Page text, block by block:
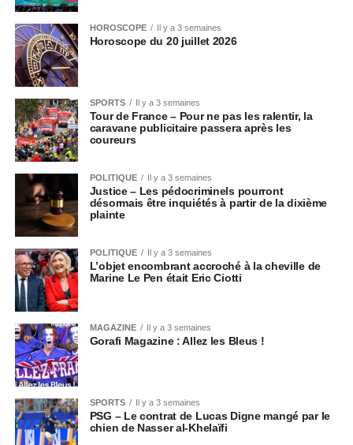
HOROSCOPE Il y a 3 semaines
Horoscope du 20 juillet 2026
SPORTS Il y a 3 semaines
Tour de France – Pour ne pas les ralentir, la
caravane publicitaire passera après les
coureurs
POLITIQUE Il y a 3 semaines
Justice – Les pédocriminels pourront
désormais être inquiétés à partir de la dixième
plainte
POLITIQUE Il y a 3 semaines
L’objet encombrant accroché à la cheville de
Marine Le Pen était Eric Ciotti
MAGAZINE Il y a 3 semaines
Gorafi Magazine : Allez les Bleus !
SPORTS Il y a 3 semaines
PSG – Le contrat de Lucas Digne mangé par le
chien de Nasser al-Khelaïfi